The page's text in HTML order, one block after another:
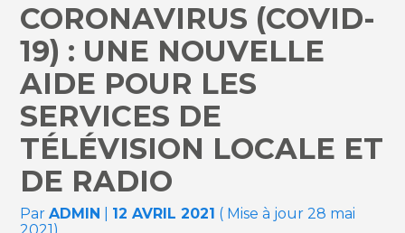
CORONAVIRUS (COVID-
19) : UNE NOUVELLE
AIDE POUR LES
SERVICES DE
TÉLÉVISION LOCALE ET
DE RADIO
ParADMIN 12 AVRIL 2021 ( Mise à jour 28 mai